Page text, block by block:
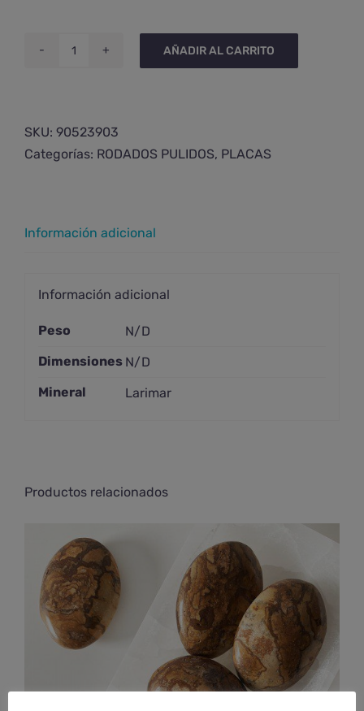
semipulida
cantidad
AÑADIR AL CARRITO
SKU: 90523903
Categorías: RODADOS PULIDOS, PLACAS
Información adicional
Información adicional
Peso
N/D
Dimensiones N/D
Mineral
Larimar
Productos relacionados